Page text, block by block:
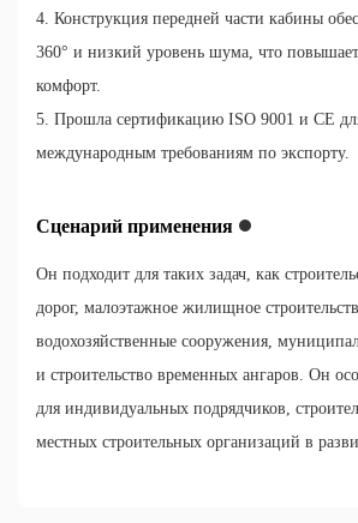
4. Конструкция передней части кабины
360° и низкий уровень шума, что повышает
комфорт.
5. Прошла сертификацию ISO 9001 и CE
международным требованиям по экспорту.
Сценарий применения
Он подходит для таких задач, как
дорог, малоэтажное жилищное
водохозяйственные сооружения,
и строительство временных ангаров. Он
для индивидуальных подрядчиков,
местных строительных организаций в